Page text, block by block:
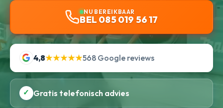
NU BEREIKBAAR
BEL 085 019 56 17
4,8★★★★★568 Google reviews
✓ Gratis telefonisch advies